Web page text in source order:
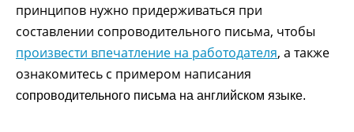
принципов нужно придерживаться при
составлении сопроводительного письма, чтобы
произвести впечатление на работодателя, а также
ознакомитесь с примером написания
сопроводительного письма на английском языке.